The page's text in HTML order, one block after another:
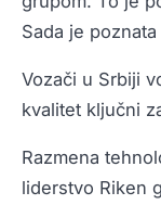
Sada je
Vozači u Srbiji
kvalitet ključni
Razmena
liderstvo Riken